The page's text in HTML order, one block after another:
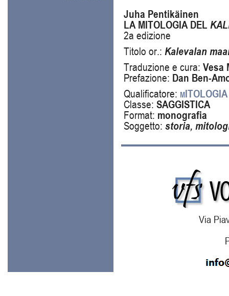
Juha Pentikäinen
LA MITOLOGIA DEL
2a edizione
Titolo or.: Kalevalan
Traduzione e cura: Vesa
Prefazione: Dan Ben-
Qualificatore:
Classe: SAGGISTICA
Format: monografia
Soggetto: storia,
Via